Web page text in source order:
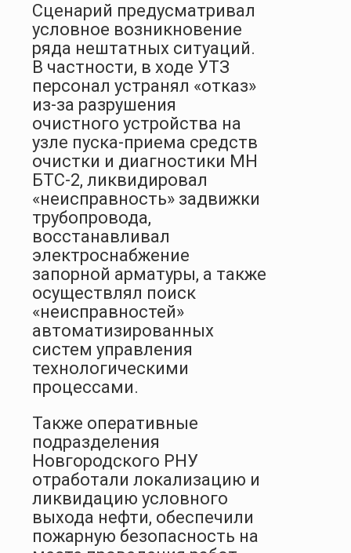
Сценарий предусматривал
условное возникновение
ряда нештатных ситуаций.
В частности, в ходе УТЗ
персонал устранял «отказ»
из-за разрушения
очистного устройства на
узле пуска-приема средств
очистки и диагностики МН
БТС-2, ликвидировал
«неисправность» задвижки
трубопровода,
восстанавливал
электроснабжение
запорной арматуры, а также
осуществлял поиск
«неисправностей»
автоматизированных
систем управления
технологическими
процессами.
Также оперативные
подразделения
Новгородского РНУ
отработали локализацию и
ликвидацию условного
выхода нефти, обеспечили
пожарную безопасность на